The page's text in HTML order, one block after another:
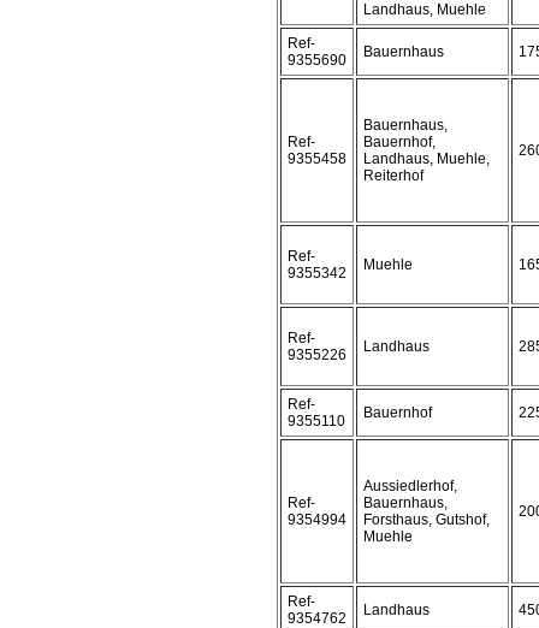
Landhaus, Muehle
Ref-
9355690
Bauernhaus
Ref-
9355458
Bauernhaus,
Bauernhof,
Landhaus, Muehle,
Reiterhof
Ref-
9355342
Muehle
Ref-
9355226
Landhaus
Ref-
9355110
Bauernhof
Ref-
9354994
Aussiedlerhof,
Bauernhaus,
Forsthaus, Gutshof,
Muehle
Ref-
9354762
Landhaus